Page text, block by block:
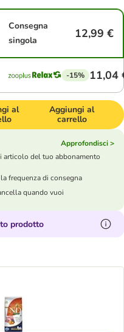
Consegna
singola
12,99 €
-15% 11,04
al
Aggiungi al
carrello
Approfondisci >
articolo del tuo abbonamento
frequenza di consegna
quando vuoi
prodotto